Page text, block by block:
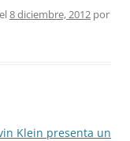
8 diciembre, 2012 por
Klein presenta un